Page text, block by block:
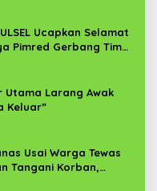
Ucapkan Selamat
Pimred Gerbang Timur
Utama Larang Awak
Keluar”
Usai Warga Tewas
Tangani Korban,